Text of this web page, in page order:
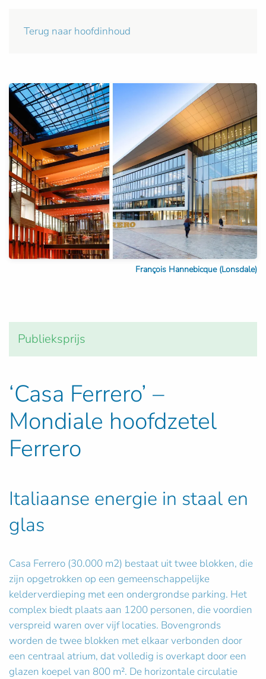
Terug naar hoofdinhoud
François Hannebicque (Lonsdale)
Publieksprijs
‘Casa Ferrero’ –
Mondiale hoofdzetel
Ferrero
Italiaanse energie in staal en
glas
Casa Ferrero (30.000 m2) bestaat uit twee blokken, die
zijn opgetrokken op een gemeenschappelijke
kelderverdieping met een ondergrondse parking. Het
complex biedt plaats aan 1200 personen, die voordien
verspreid waren over vijf locaties. Bovengronds
worden de twee blokken met elkaar verbonden door
een centraal atrium, dat volledig is overkapt door een
glazen koepel van 800 m². De horizontale circulatie